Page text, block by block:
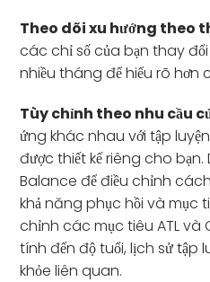
Theo dõi xu hướng theo
các chỉ số của bạn thay
nhiều tháng để hiểu rõ hơn
Tùy chỉnh theo nhu cầu
ứng khác nhau với tập
được thiết kế riêng cho bạn.
Balance để điều chỉnh
khả năng phục hồi và mục
chỉnh các mục tiêu ATL và
tính đến độ tuổi, lịch sử tập
khỏe liên quan.